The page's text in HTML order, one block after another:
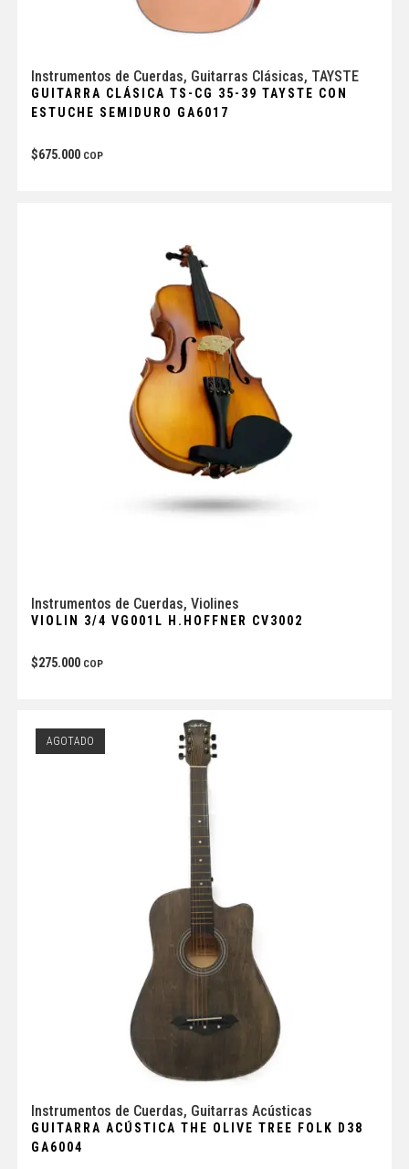
Instrumentos de Cuerdas, Guitarras Clásicas, TAYSTE
GUITARRA CLÁSICA TS-CG 35-39 TAYSTE CON
ESTUCHE SEMIDURO GA6017
$675.000 COP
Instrumentos de Cuerdas, Violines
VIOLIN 3/4 VG001L H.HOFFNER CV3002
$275.000 COP
AGOTADO
Instrumentos de Cuerdas, Guitarras Acústicas
GUITARRA ACÚSTICA THE OLIVE TREE FOLK D38
GA6004